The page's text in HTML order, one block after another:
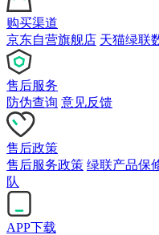
购买渠道
京东自营旗舰店 天猫绿联
售后服务
防伪查询 意见反馈
售后政策
售后服务政策 绿联产品保
队
APP下载